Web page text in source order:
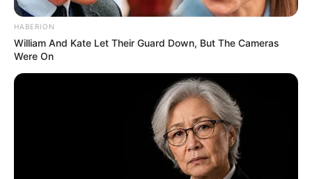
HABERION
William And Kate Let Their Guard Down, But The Cameras
Were On